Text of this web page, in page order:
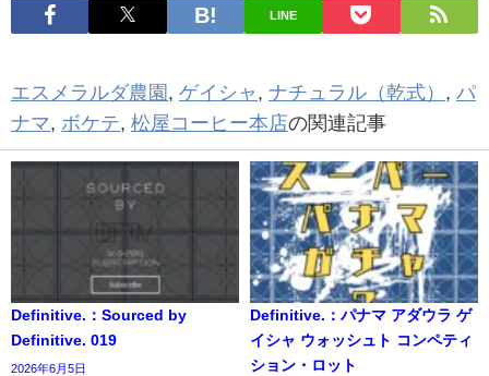
LINE
エスメラルダ農園 , ゲイシャ , ナチュラル（乾式） , パ
ナマ, ボケテ, 松屋コーヒー本店の関連記事
Definitive.：Sourced by
Definitive. 019
2026年6月5日
Definitive.：パナマ アダウラ ゲ
イシャ ウォッシュト コンペティ
ション・ロット